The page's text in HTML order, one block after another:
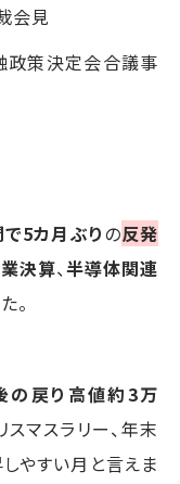
会見
政策決定会合議事
5カ月ぶりの反発
決算、半導体関連
。
の戻り高値約3万
スマスラリー、年末
やすい月と言えま